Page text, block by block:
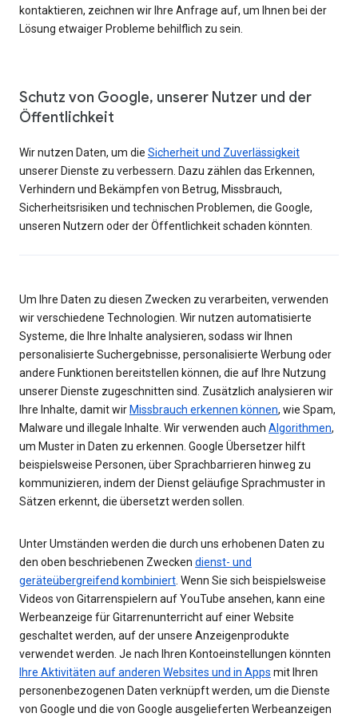
kontaktieren, zeichnen wir Ihre Anfrage auf, um Ihnen bei der
Lösung etwaiger Probleme behilflich zu sein.
Schutz von Google, unserer Nutzer und der
Öffentlichkeit
Wir nutzen Daten, um die Sicherheit und Zuverlässigkeit
unserer Dienste zu verbessern. Dazu zählen das Erkennen,
Verhindern und Bekämpfen von Betrug, Missbrauch,
Sicherheitsrisiken und technischen Problemen, die Google,
unseren Nutzern oder der Öffentlichkeit schaden könnten.
Um Ihre Daten zu diesen Zwecken zu verarbeiten, verwenden
wir verschiedene Technologien. Wir nutzen automatisierte
Systeme, die Ihre Inhalte analysieren, sodass wir Ihnen
personalisierte Suchergebnisse, personalisierte Werbung oder
andere Funktionen bereitstellen können, die auf Ihre Nutzung
unserer Dienste zugeschnitten sind. Zusätzlich analysieren wir
Ihre Inhalte, damit wir Missbrauch erkennen können, wie Spam,
Malware und illegale Inhalte. Wir verwenden auch Algorithmen,
um Muster in Daten zu erkennen. Google Übersetzer hilft
beispielsweise Personen, über Sprachbarrieren hinweg zu
kommunizieren, indem der Dienst geläufige Sprachmuster in
Sätzen erkennt, die übersetzt werden sollen.
Unter Umständen werden die durch uns erhobenen Daten zu
den oben beschriebenen Zwecken dienst- und
geräteübergreifend kombiniert . Wenn Sie sich beispielsweise
Videos von Gitarrenspielern auf YouTube ansehen, kann eine
Werbeanzeige für Gitarrenunterricht auf einer Website
geschaltet werden, auf der unsere Anzeigenprodukte
verwendet werden. Je nach Ihren Kontoeinstellungen könnten
Ihre Aktivitäten auf anderen Websites und in Apps mit Ihren
personenbezogenen Daten verknüpft werden, um die Dienste
von Google und die von Google ausgelieferten Werbeanzeigen